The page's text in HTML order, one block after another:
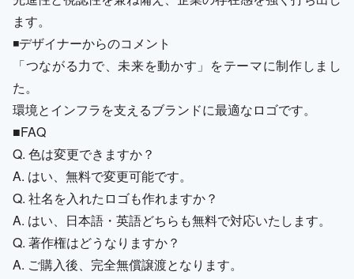
ます。
◾️デザイナーからのコメント
「つながる力で、未来を動かす」をテーマに制作しまし
た。
環境とインフラを支えるブランドに最適なロゴです。
■FAQ
Q. 色は変更できますか？
A. はい、無料で変更可能です。
Q. 社名を入れたロゴも作れますか？
A. はい、日本語・英語どちらも無料で対応いたします。
Q. 著作権はどうなりますか？
A. ご購入後、完全無償譲渡となります。